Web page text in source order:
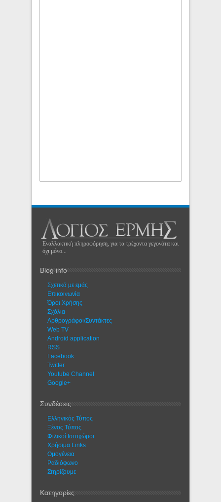
Εναλλακτική πληροφόρηση, για τα τρέχοντα γεγονότα και
όχι μόνο...
Blog info
Σχετικά με εμάς
Eπικοινωνία
Όροι Χρήσης
Σχόλια
Αρθρογράφοι/Συντάκτες
Web TV
Android application
RSS
Facebook
Twitter
Youtube Channel
Google+
Συνδέσεις
Ελληνικός Τύπος
Ξένος Τύπος
Φιλικοί Ιστοχώροι
Χρήσιμα Links
Ομογένεια
Ραδιόφωνο
Στηρίζουμε
Κατηγορίες